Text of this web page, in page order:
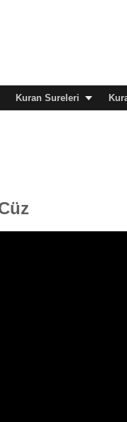
Kuran Sureleri